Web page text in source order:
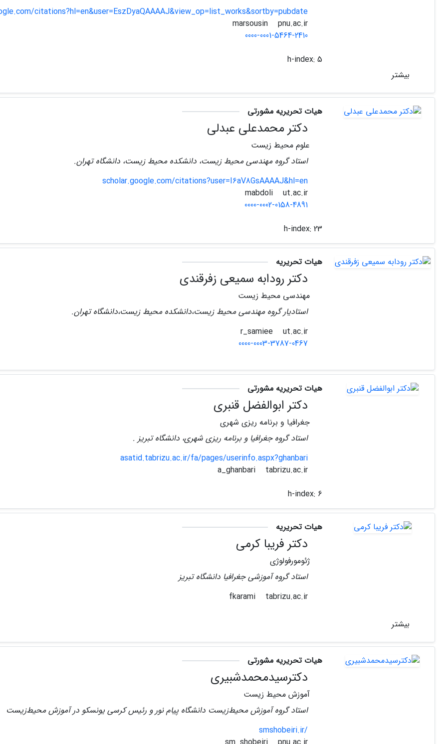
citations?hl=en&user=EszDyaQAAAAJ&view_op=list_works&sortby=pubdate
pnu.ac.ir
0000-0001-5464-2410
h-index: 5
بیشتر
هیات تحریریه مشورتی
دکتر محمدعلی عبدلی
علوم محیط زیست
استاد گروه مهندسی محیط زیست، دانشکده محیط زیست، دانشگاه تهران.
scholar.google.com/citations?user=I6aV8GsAAAAJ&hl=en
ut.ac.ir
0000-0002-0158-4891
h-index: 23
هیات تحریریه
دکتر رودابه سمیعی زفرقندی
مهندسی محیط زیست
استادیار گروه مهندسی محیط زیست،دانشکده محیط زیست،دانشگاه تهران.
ut.ac.ir
0000-0003-3787-0467
هیات تحریریه مشورتی
دکتر ابوالفضل قنبری
جغرافیا و برنامه ریزی شهری
استاد گروه جغرافیا و برنامه ریزی شهری، دانشگاه تبریز .
asatid.tabrizu.ac.ir/fa/pages/userinfo.aspx?ghanbari
tabrizu.ac.ir
h-index: 6
هیات تحریریه
دکتر فریبا کرمی
ژئومورفولوژی
استاد گروه آموزشی جغرافیا دانشگاه تبریز
tabrizu.ac.ir
بیشتر
هیات تحریریه مشورتی
دکترسیدمحمدشبیری
آموزش محیط زیست
استاد گروه آموزش محیط‌زیست دانشگاه پیام نور و رئیس کرسی یونسکو در آموزش محیط‌زیست
smshobeiri.ir/